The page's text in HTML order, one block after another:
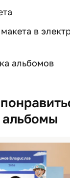
в
альбомов
альбомы